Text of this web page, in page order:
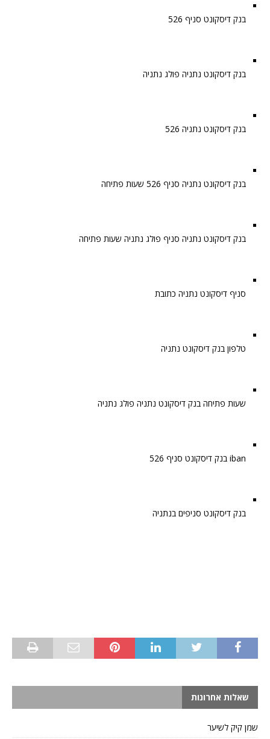
בנק דיסקונט סניף 526
בנק דיסקונט נתניה פולג נתניה
בנק דיסקונט נתניה 526
בנק דיסקונט נתניה סניף 526 שעות פתיחה
בנק דיסקונט נתניה סניף פולג נתניה שעות פתיחה
סניף דיסקונט נתניה כתובת
טלפון בנק דיסקונט נתניה
שעות פתיחה בנק דיסקונט נתניה פולג נתניה
iban בנק דיסקונט סניף 526
בנק דיסקונט סניפים בנתניה
שאלות אחרונות
שמן קיק לשיער